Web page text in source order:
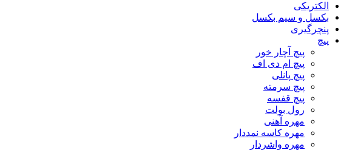
الکتریکی
بکسل و سیم بکسل
پنچرگیری
پیچ
پیچ آچار خور
پیچ ام دی اف
پیچ پانلی
پیچ سرمته
پیچ قفسه
رول بولت
مهره آهنی
مهره کاسه نمددار
مهره واشردار